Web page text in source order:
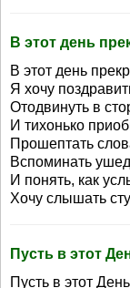
В этот день
В этот день
Я хочу
Отодвинуть в
И тихонько
Прошептать
Вспоминать
И понять, как
Хочу слышать
Пусть в этот
Пусть в этот